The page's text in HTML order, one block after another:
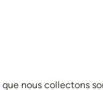
nous collectons